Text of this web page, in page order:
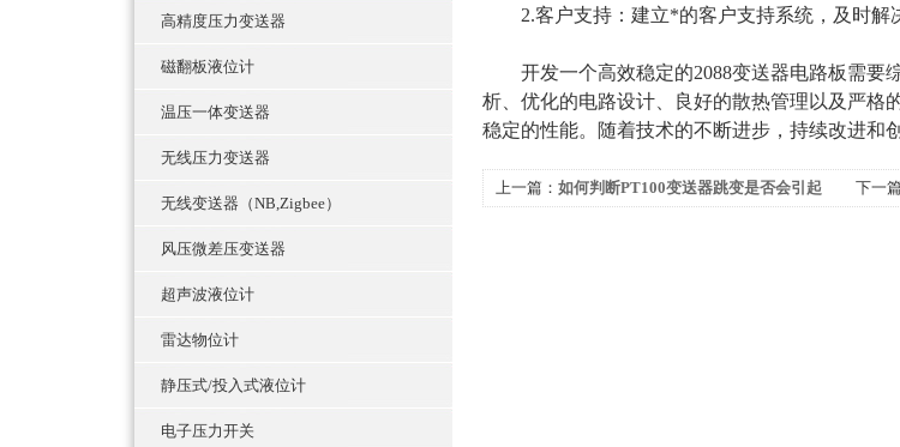
高精度压力变送器
磁翻板液位计
温压一体变送器
无线压力变送器
无线变送器（NB,Zigbee）
风压微差压变送器
超声波液位计
雷达物位计
静压式/投入式液位计
电子压力开关
2.客户支持：建立*的客户支持系统，及时解
开发一个高效稳定的2088变送器电路板需要
析、优化的电路设计、良好的散热管理以及严格
稳定的性能。随着技术的不断进步，持续改进和
上一篇： 如何判断PT100变送器跳变是否会引起
下一